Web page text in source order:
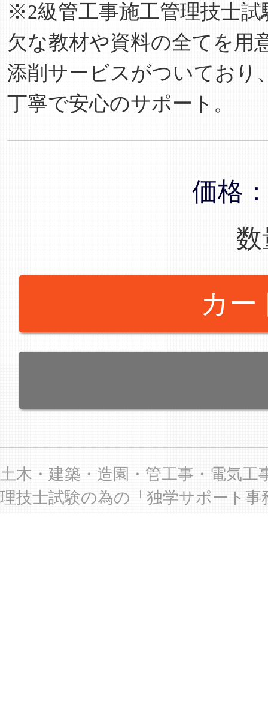
※2級管工事施工管理技士
欠な教材や資料の全てを用
添削サービスがついており
丁寧で安心のサポート。
価格
数
カー
土木・建築・造園・管工事・電気
理技士試験の為の「独学サポート事